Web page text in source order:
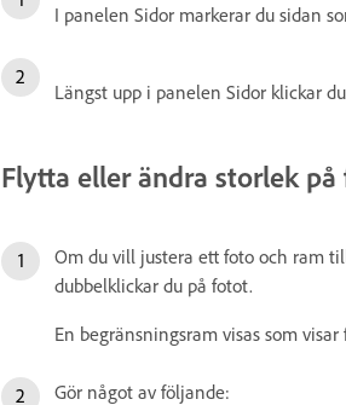
I panelen Sidor markerar du sidan
Längst upp i panelen Sidor klickar
Flytta eller ändra storlek
Om du vill justera ett foto och ram
dubbelklickar du på fotot.
En begränsningsram visas som
Gör något av följande: